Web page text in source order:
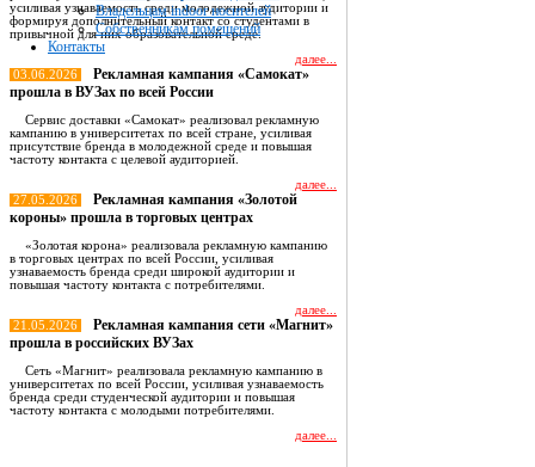
Владельцам indoor носителей
Собственникам помещений
Контакты
усиливая узнаваемость среди молодежной аудитории и
формируя дополнительный контакт со студентами в
привычной для них образовательной среде.
далее...
03.06.2026
Рекламная кампания «Самокат»
прошла в ВУЗах по всей России
Сервис доставки «Самокат» реализовал рекламную
кампанию в университетах по всей стране, усиливая
присутствие бренда в молодежной среде и повышая
частоту контакта с целевой аудиторией.
далее...
27.05.2026
Рекламная кампания «Золотой
короны» прошла в торговых центрах
«Золотая корона» реализовала рекламную кампанию
в торговых центрах по всей России, усиливая
узнаваемость бренда среди широкой аудитории и
повышая частоту контакта с потребителями.
далее...
21.05.2026
Рекламная кампания сети «Магнит»
прошла в российских ВУЗах
Сеть «Магнит» реализовала рекламную кампанию в
университетах по всей России, усиливая узнаваемость
бренда среди студенческой аудитории и повышая
частоту контакта с молодыми потребителями.
далее...